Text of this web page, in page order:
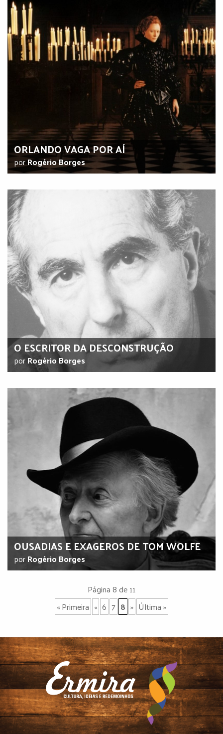
ORLANDO VAGA POR AÍ
porRogério Borges
O ESCRITOR DA DESCONSTRUÇÃO
porRogério Borges
OUSADIAS E EXAGEROS DE TOM WOLFE
porRogério Borges
Página 8 de 11
« Primeira « 6 7 8 » Última »